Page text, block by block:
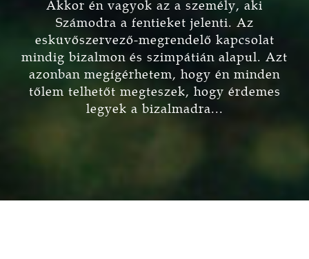
Akkor én vagyok az a személy, aki
Számodra a fentieket jelenti. Az
esküvőszervező-megrendelő kapcsolat
mindig bizalmon és szimpátián alapul. Azt
azonban megígérhetem, hogy én minden
tőlem telhetőt megteszek, hogy érdemes
legyek a bizalmadra...